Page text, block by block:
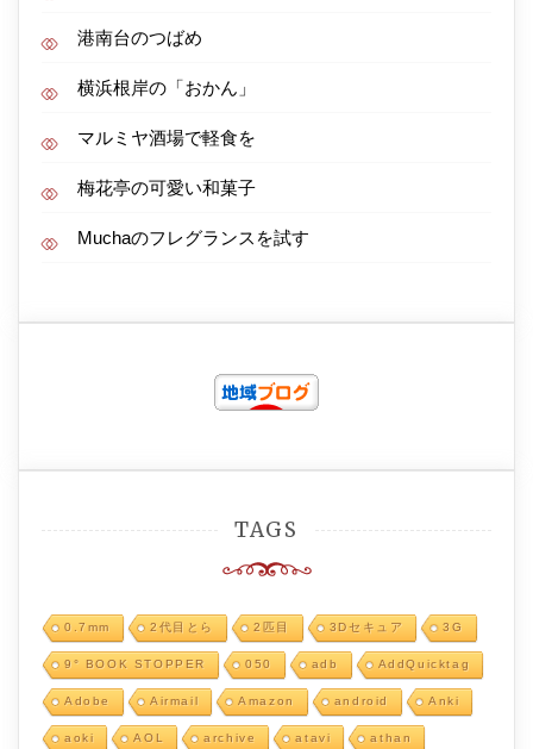
港南台のつばめ
横浜根岸の「おかん」
マルミヤ酒場で軽食を
梅花亭の可愛い和菓子
Muchaのフレグランスを試す
TAGS
0.7mm 2代目とら 2匹目 3Dセキュア 3G
9° BOOK STOPPER 050 adb AddQuicktag
Adobe Airmail Amazon android Anki
aoki AOL archive atavi athan